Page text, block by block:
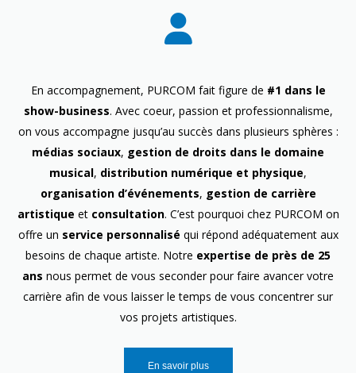
En accompagnement, PURCOM fait figure de #1 dans le
show-business. Avec coeur, passion et professionnalisme,
on vous accompagne jusqu’au succès dans plusieurs sphères :
médias sociaux, gestion de droits dans le domaine
musical, distribution numérique et physique,
organisation d’événements, gestion de carrière
artistique etconsultation. C’est pourquoi chez PURCOM on
offre un service personnalisé qui répond adéquatement aux
besoins de chaque artiste. Notre expertise de près de 25
ans nous permet de vous seconder pour faire avancer votre
carrière afin de vous laisser le temps de vous concentrer sur
vos projets artistiques.
En savoir plus